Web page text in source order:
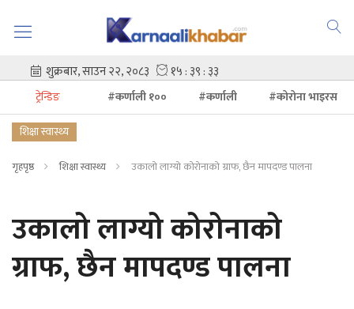
ट्रेन्डिङ #कर्णाली १०० #कर्णाली
#कोरोना भाइरस
शिक्षा स्वास्थ्य
गृहपृष्ठ शिक्षा स्वास्थ्य उकालो लाग्यो कोरोनाको ग्राफ, छैन मापदण्ड पालना
उकालो लाग्यो कोरोनाको
ग्राफ, छैन मापदण्ड पालना